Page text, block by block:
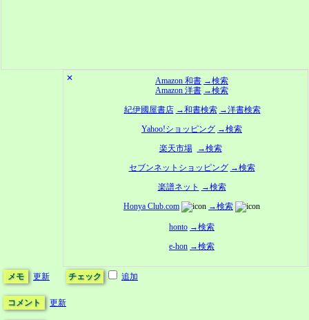
✕ Amazon 和書 →検索
Amazon 洋書 →検索
紀伊國屋書店 →和書検索 →洋書検索
Yahoo!ショッピング →検索
楽天市場
→検索
セブンネットショッピング →検索
楽譜ネット →検索
Honya Club.com
→検索
honto →検索
e-hon →検索
メモ 更新 チェック 追加
コメント 更新